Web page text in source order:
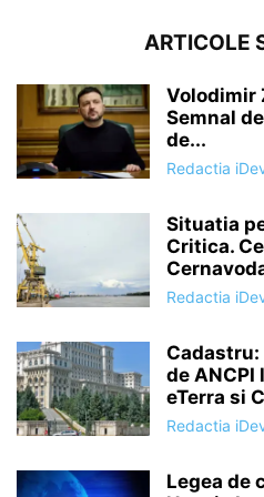
ARTICOLE
Volodimir
Semnal
de...
Redactia
Situatia
Critica.
Redactia
de ANCPI
eTerra si
Redactia
Legea de